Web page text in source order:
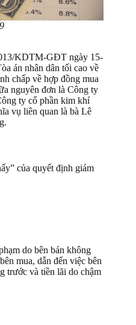
KDTM-GĐT ngày 15-
án nhân dân tối cao về
chấp về hợp đồng mua
nguyên đơn là Công ty
ty cổ phần kim khí
vụ liên quan là bà Lê
của quyết định giám
do bên bán không
mua, dẫn đến việc bên
trước và tiền lãi do chậm